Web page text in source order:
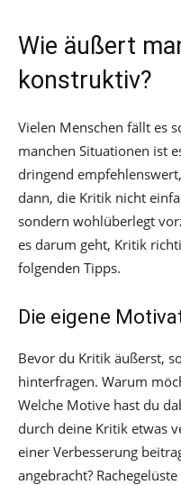
Wie äußert
konstruktiv?
Vielen Menschen fällt es
manchen Situationen ist
dringend
dann, die Kritik nicht
sondern wohlüberlegt
es darum geht, Kritik
folgenden Tipps.
Die eigene
Bevor du Kritik äußerst,
hinterfragen. Warum
Welche Motive hast du
durch deine Kritik etwas
einer Verbesserung
angebracht?